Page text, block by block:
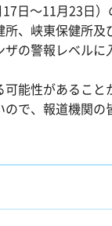
日～11月23日
、峡東保健所及
の警報レベルに
能性があること
で、報道機関の